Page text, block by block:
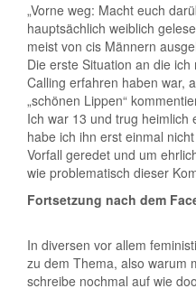
„Vorne weg: Macht euch
hauptsächlich weiblich
meist von cis Männern
Die erste Situation an die
Calling erfahren haben war,
„schönen Lippen“
Ich war 13 und trug heimlich
habe ich ihn erst einmal
Vorfall geredet und um
wie problematisch dieser
Fortsetzung nach dem
In diversen vor allem
zu dem Thema, also warum
schreibe nochmal auf wie